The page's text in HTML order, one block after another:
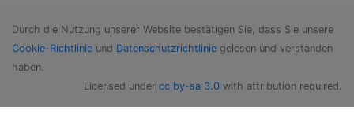
Durch die Nutzung unserer Website bestätigen Sie, dass Sie unsere
Cookie-Richtlinie und Datenschutzrichtlinie gelesen und verstanden
haben.
Licensed under cc by-sa 3.0 with attribution required.